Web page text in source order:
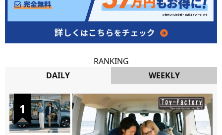
RANKING
DAILY
WEEKLY